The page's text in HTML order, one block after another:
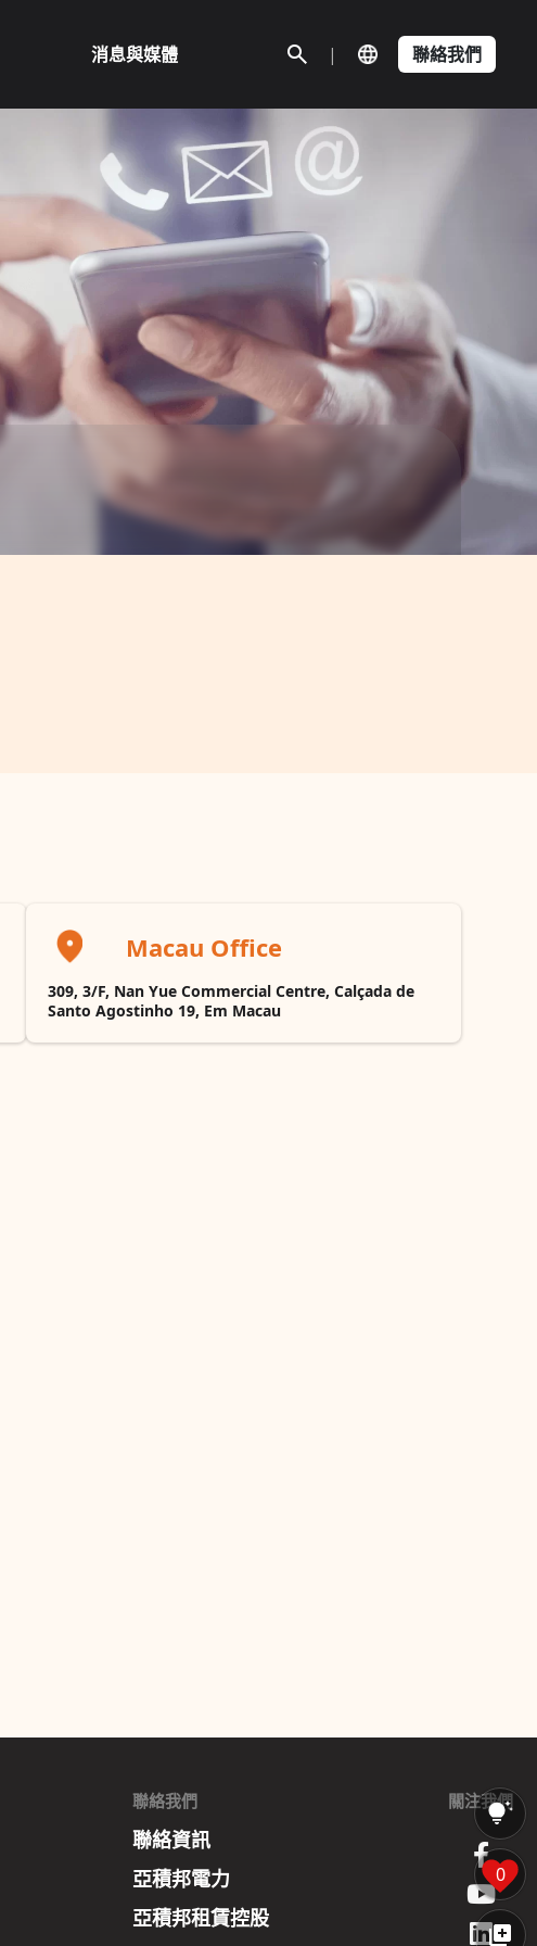
消息與媒體 | 聯絡我們
0
Macau Office
309, 3/F, Nan Yue Commercial Centre, Calçada de
Santo Agostinho 19, Em Macau
聯絡我們
聯絡資訊
亞積邦電力
亞積邦租賃控股
關注我們